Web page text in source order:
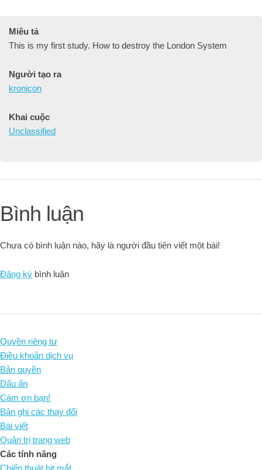
Miêu tả
This is my first study. How to destroy the London System
Người tạo ra
kronicon
Khai cuộc
Unclassified
Bình luận
Chưa có bình luận nào, hãy là người đầu tiên viết một bài!
Đăng ký bình luận
Quyền riêng tư
Điều khoản dịch vụ
Bản quyền
Dấu ấn
Cám ơn bạn!
Bản ghi các thay đổi
Bài viết
Quản trị trang web
Các tính năng
Chiến thuật bịt mắt